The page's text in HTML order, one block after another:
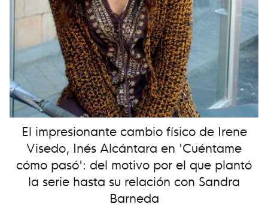
El impresionante cambio físico de Irene
Visedo, Inés Alcántara en 'Cuéntame
cómo pasó': del motivo por el que plantó
la serie hasta su relación con Sandra
Barneda